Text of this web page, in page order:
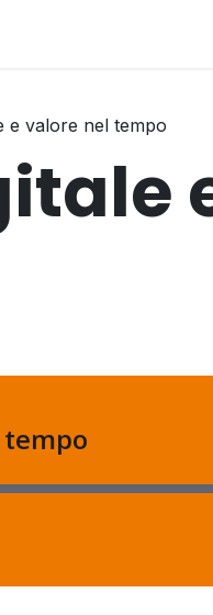
e valore nel tempo